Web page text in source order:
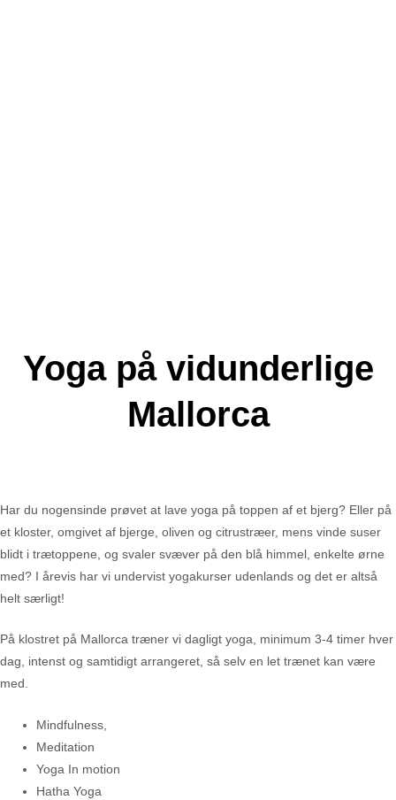
Yoga på vidunderlige
Mallorca
Har du nogensinde prøvet at lave yoga på toppen af et bjerg? Eller på
et kloster, omgivet af bjerge, oliven og citrustræer, mens vinde suser
blidt i trætoppene, og svaler svæver på den blå himmel, enkelte ørne
med? I årevis har vi undervist yogakurser udenlands og det er altså
helt særligt!
På klostret på Mallorca træner vi dagligt yoga, minimum 3-4 timer hver
dag, intenst og samtidigt arrangeret, så selv en let trænet kan være
med.
Mindfulness,
Meditation
Yoga In motion
Hatha Yoga